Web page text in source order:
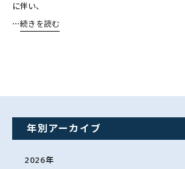
に伴い、
⋯続きを読む
年別アーカイブ
2026年